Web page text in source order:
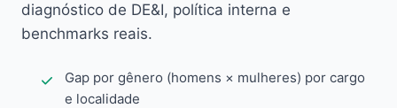
diagnóstico de DE&I, política interna e
benchmarks reais.
Gap por gênero (homens × mulheres) por cargo
e localidade